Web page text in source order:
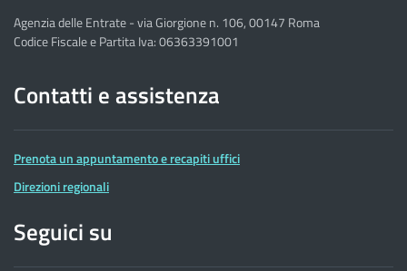
Agenzia delle Entrate - via Giorgione n. 106, 00147 Roma
Codice Fiscale e Partita Iva: 06363391001
Contatti e assistenza
Prenota un appuntamento e recapiti uffici
Direzioni regionali
Seguici su